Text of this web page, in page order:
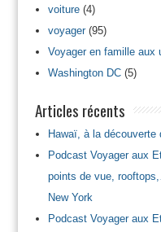
voiture(4)
voyager(95)
Voyager en famille aux
Washington DC(5)
Articles récents
Hawaï, à la découverte
Podcast Voyager aux
points de vue,
New York
Podcast Voyager aux